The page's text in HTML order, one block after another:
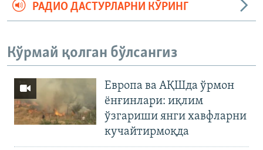
РАДИО ДАСТУРЛАРНИ КЎРИНГ
Кўрмай қолган бўлсангиз
Европа ва АҚШда ўрмон
ёнғинлари: иқлим
ўзгариши янги хавфларни
кучайтирмоқда